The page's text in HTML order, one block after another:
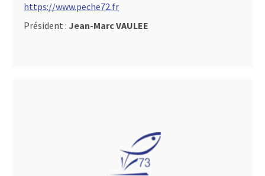
https://www.peche72.fr
Président : Jean-Marc VAULEE